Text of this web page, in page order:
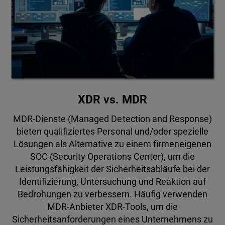
XDR vs. MDR
MDR-Dienste (Managed Detection and Response)
bieten qualifiziertes Personal und/oder spezielle
Lösungen als Alternative zu einem firmeneigenen
SOC (Security Operations Center), um die
Leistungsfähigkeit der Sicherheitsabläufe bei der
Identifizierung, Untersuchung und Reaktion auf
Bedrohungen zu verbessern. Häufig verwenden
MDR-Anbieter XDR-Tools, um die
Sicherheitsanforderungen eines Unternehmens zu